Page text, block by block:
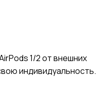
1/2 от внешних
индивидуальность.